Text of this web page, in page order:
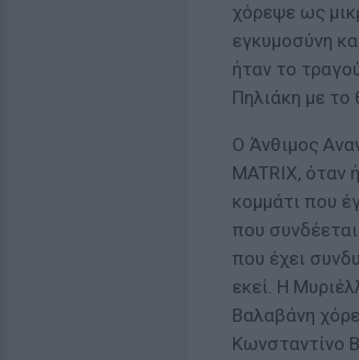
χόρεψε ως
εγκυμοσύνη
ήταν το
Πηλιάκη με το
Ο Άνθιμος
MATRIX, όταν
κομμάτι που
που
που έχει
εκεί. Η
Βαλαβάνη
Κωνσταντίνο